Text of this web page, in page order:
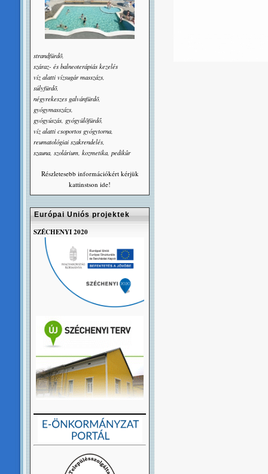
strandfürdõ,
száraz- és balneoterápiás kezelés
víz alatti vízsugár masszázs,
súlyfürdõ,
négyrekeszes galvánfürdõ,
gyógymasszázs,
gyógyúszás, gyógyülõfürdő,
víz alatti csoportos gyógytorna,
reumatológiai szakrendelés,
szauna, szolárium, kozmetika, pedikûr
Részletesebb információkért kérjük
kattinstson ide!
Európai Uniós projektek
SZÉCHENYI 2020